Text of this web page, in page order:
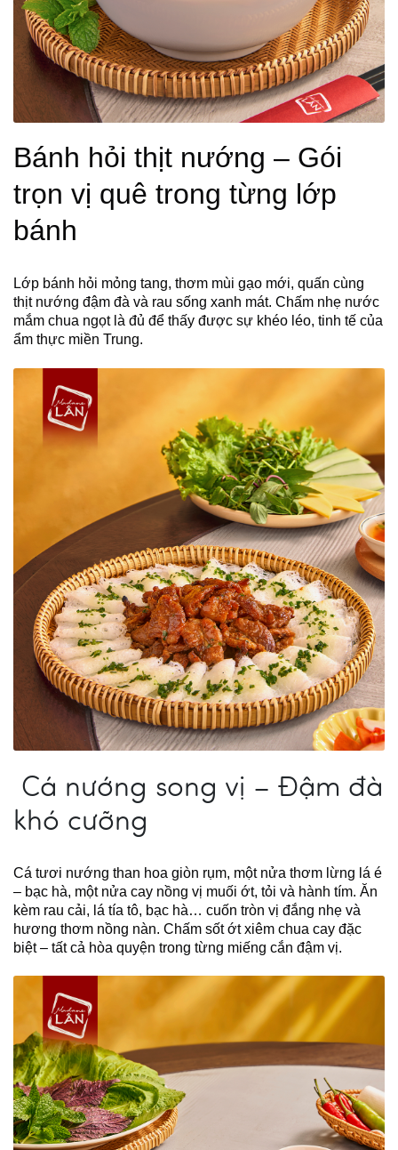
Bánh hỏi thịt nướng – Gói
trọn vị quê trong từng lớp
bánh
Lớp bánh hỏi mỏng tang, thơm mùi gạo mới, quấn cùng
thịt nướng đậm đà và rau sống xanh mát. Chấm nhẹ nước
mắm chua ngọt là đủ để thấy được sự khéo léo, tinh tế của
ẩm thực miền Trung.
Cá nướng song vị – Đậm đà
khó cưỡng
Cá tươi nướng than hoa giòn rụm, một nửa thơm lừng lá é
– bạc hà, một nửa cay nồng vị muối ớt, tỏi và hành tím. Ăn
kèm rau cải, lá tía tô, bạc hà… cuốn tròn vị đắng nhẹ và
hương thơm nồng nàn. Chấm sốt ớt xiêm chua cay đặc
biệt – tất cả hòa quyện trong từng miếng cắn đậm vị.